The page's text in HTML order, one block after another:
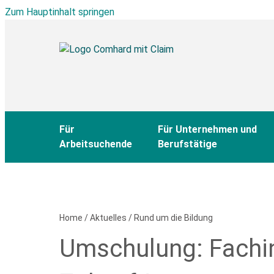
Zum Hauptinhalt springen
Für
Arbeitsuchende
Für Unternehmen und
Berufstätige
Home /Aktuelles / Rund um die Bildung
Umschulung:
Bitte
füllen
Sie